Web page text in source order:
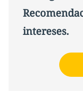
intereses.